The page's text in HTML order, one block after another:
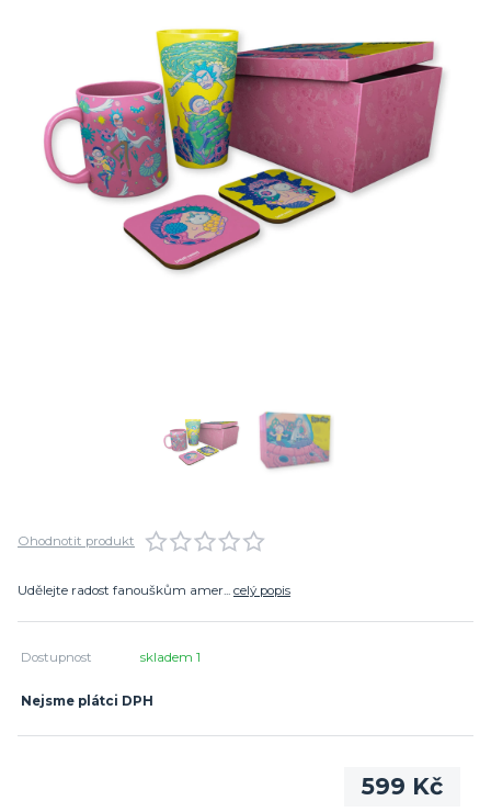
Ohodnotit produkt
Udělejte radost fanouškům amer... celý popis
Dostupnost skladem 1
Nejsme plátci DPH
599 Kč